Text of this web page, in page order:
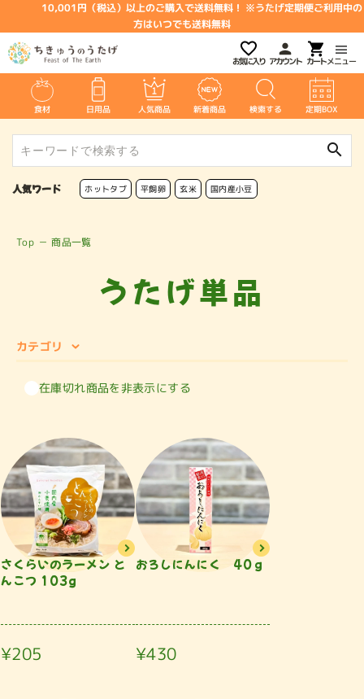
10,001円（税込）以上のご購入で送料無料！ ※うたげ定期便ご利用中の
方はいつでも送料無料
メニュー
アカウント
お気に入り
食材 日用品 人気商品 新着商品 検索する 定期BOX
search
人気ワード ホットタブ 平飼卵 玄米 国内産小豆
Top － 商品一覧
うたげ単品
カテゴリ
在庫切れ商品を非表示にする
さくらいのラーメン と
んこつ 103g
¥205
おろしにんにく 40ｇ
¥430